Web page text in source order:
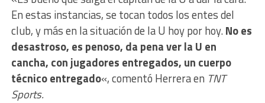
En estas instancias, se tocan todos los entes del
club, y más en la situación de la U hoy por hoy.No es
desastroso, es penoso, da pena ver la U en
cancha, con jugadores entregados, un cuerpo
técnico entregado«, comentó Herrera en TNT
Sports.